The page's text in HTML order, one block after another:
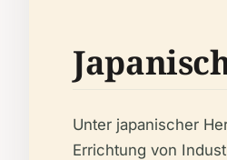
Unter japanischer
Errichtung von